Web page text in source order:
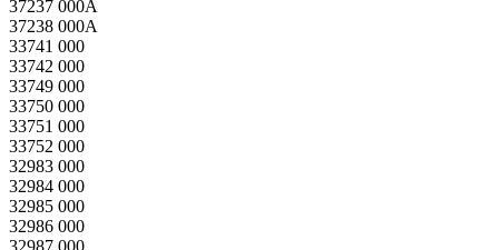
37237 000A
37238 000A
33741 000
33742 000
33749 000
33750 000
33751 000
33752 000
32983 000
32984 000
32985 000
32986 000
32987 000